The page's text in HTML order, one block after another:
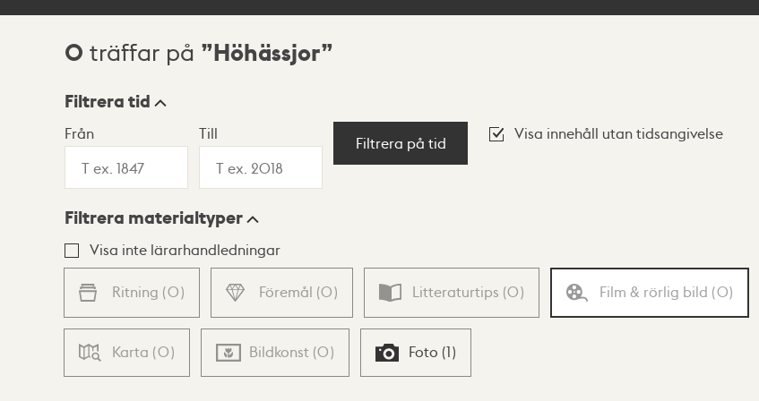
Sökresultat
0 träffar på Höhässjor
Visningsläge
Lista Karta
Filtrera tid
Från Till
Filtrera på tid
Visa innehåll utan tidsangivelse
Filtrera materialtyper
Visa inte lärarhandledningar
Ritning (0) Föremål (0) Litteraturtips (0) Film & rörlig bild (0)
Karta (0) Bildkonst (0) Foto (1)